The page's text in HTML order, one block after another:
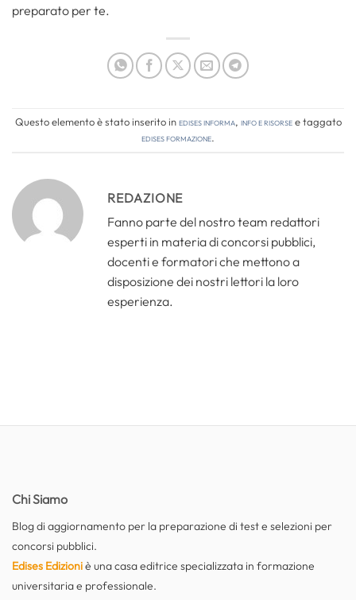
preparato per te.
Questo elemento è stato inserito inEdises informa, Info e risorsee taggato
edises formazione.
REDAZIONE
Fanno parte del nostro team redattori
esperti in materia di concorsi pubblici,
docenti e formatori che mettono a
disposizione dei nostri lettori la loro
esperienza.
Chi Siamo
Blog di aggiornamento per la preparazione di test e selezioni per
concorsi pubblici.
Edises Edizioniè una casa editrice specializzata in formazione
universitaria e professionale.